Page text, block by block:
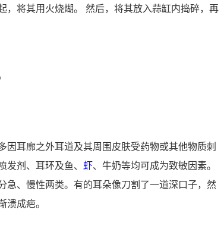
，将其用火烧煳。 然后，将其放入蒜缸内捣碎，再
因耳廓之外耳道及其周围皮肤受药物或其他物质刺
发剂、耳环及鱼、 虾、牛奶等均可成为致敏因素。
急、慢性两类。有的耳朵像刀割了一道深口子，然
溃成疤。